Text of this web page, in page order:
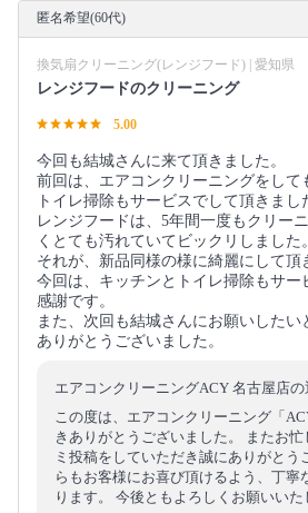
匿名希望(60代)
換気扇クリーニング(レンジフード) | 愛知県
レンジフードのクリーニング
5.00
今回も結城さんに来て頂きました。
前回は、エアコンクリーニングをして
トイレ掃除もサービスでして頂きまし
レンジフードは、5年間一度もクリー
くとても汚れていてビックリしました。
それが、新品同様の様に綺麗にして頂
今回は、キッチンとトイレ掃除もサー
感謝です。
また、次回も結城さんにお願いしたい
ありがとうございました。
エアコンクリーニングACY 名古屋店の
この度は、エアコンクリーニング「
きありがとうございました。 またお
ミ投稿をしていただき誠にありがとう
らもお客様にお喜び頂けるよう、丁寧
ります。 今後ともよろしくお願いいた